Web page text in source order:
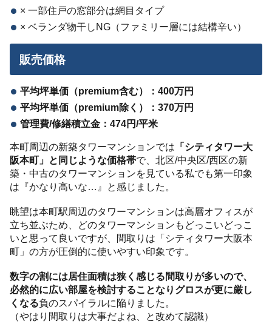
× 一部住戸の窓部分は網目タイプ
× ベランダ物干しNG（ファミリー層には結構辛い）
販売価格
平均坪単価（premium含む）：400万円
平均坪単価（premium除く）：370万円
管理費/修繕積立金：474円/平米
本町周辺の新築タワーマンションでは 「シティタワー大
阪本町」と同じような価格帯で、北区/中央区/西区の新
築・中古のタワーマンションを見ている私でも第一印象
は『かなり高いな…』と感じました。
眺望は本町駅周辺のタワーマンションは高層オフィスが
立ち並ぶため、どのタワーマンションもどっこいどっこ
いと思って良いですが、間取りは「シティタワー大阪本
町」の方が圧倒的に使いやすい印象です。
数字の割には居住面積は狭く感じる間取りが多いので、
必然的に広い部屋を検討することなりグロスが更に厳し
くなる負のスパイラルに陥りました。
（やはり間取りは大事だよね、と改めて認識）